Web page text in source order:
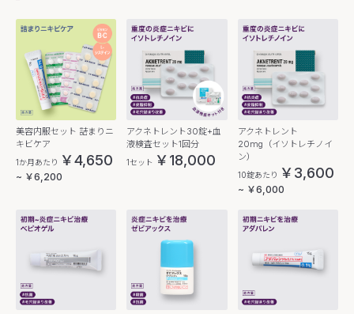
美容内服セット 詰まりニ
キビケア
1か月あたり ￥4,650
~ ￥6,200
アクネトレント30錠+血
液検査セット1回分
1セット ￥18,000
アクネトレント
20mg（イソトレチノイ
ン）
10錠あたり ￥3,600
~ ￥6,000